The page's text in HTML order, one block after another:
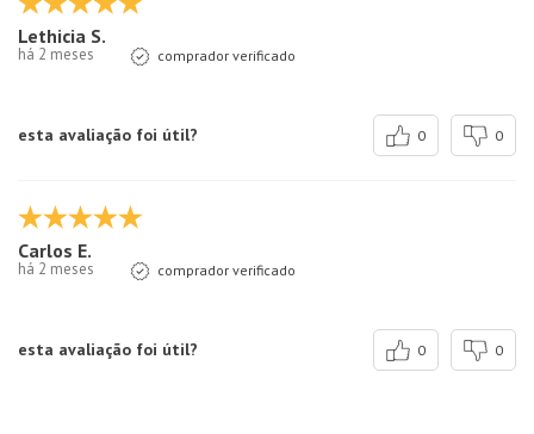
Lethicia S.
há 2 meses comprador verificado
esta avaliação foi útil? 0 0
Carlos E.
há 2 meses comprador verificado
esta avaliação foi útil? 0 0